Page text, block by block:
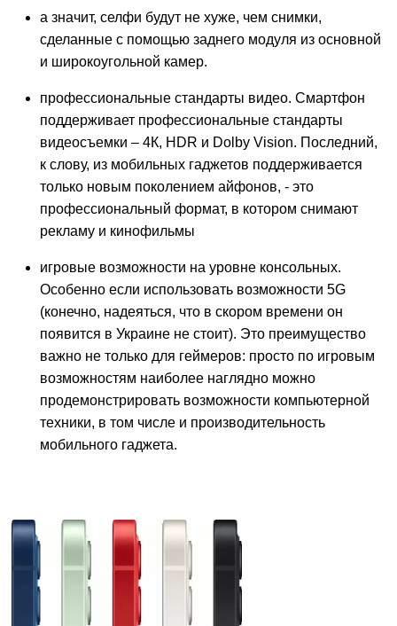
а значит, селфи будут не хуже, чем снимки,
сделанные с помощью заднего модуля из основной
и широкоугольной камер.
профессиональные стандарты видео. Смартфон
поддерживает профессиональные стандарты
видеосъемки – 4К, HDR и Dolby Vision. Последний,
к слову, из мобильных гаджетов поддерживается
только новым поколением айфонов, - это
профессиональный формат, в котором снимают
рекламу и кинофильмы
игровые возможности на уровне консольных.
Особенно если использовать возможности 5G
(конечно, надеяться, что в скором времени он
появится в Украине не стоит). Это преимущество
важно не только для геймеров: просто по игровым
возможностям наиболее наглядно можно
продемонстрировать возможности компьютерной
техники, в том числе и производительность
мобильного гаджета.